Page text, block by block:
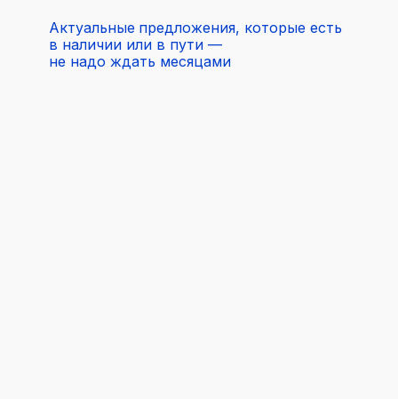
Актуальные предложения, которые есть
в наличии или в пути —
не надо ждать месяцами